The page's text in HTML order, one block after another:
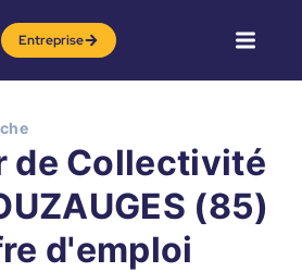
Entreprise
de Collectivité
(85)
d'emploi